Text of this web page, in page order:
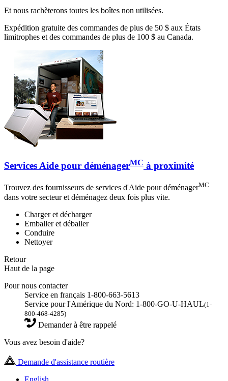
Et nous rachèterons toutes les boîtes non utilisées.
Expédition gratuite des commandes de plus de 50 $ aux États
limitrophes et des commandes de plus de 100 $ au Canada.
Services Aide pour déménagerMC à proximité
Trouvez des fournisseurs de services d'Aide pour déménagerMC
dans votre secteur et déménagez deux fois plus vite.
Charger et décharger
Emballer et déballer
Conduire
Nettoyer
Retour
Haut de la page
Pour nous contacter
Service en français 1-800-663-5613
Service pour l'Amérique du Nord: 1-800-GO-U-HAUL(1-
800-468-4285)
Demander à être rappelé
Vous avez besoin d'aide?
Demande d'assistance routière
English